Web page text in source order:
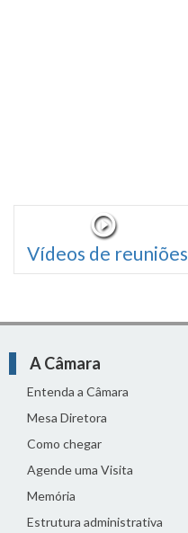
Vídeos de reuniões
A Câmara
Entenda a Câmara
Mesa Diretora
Como chegar
Agende uma Visita
Memória
Estrutura administrativa